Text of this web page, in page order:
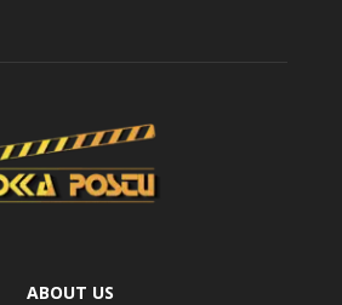
ABOUT US